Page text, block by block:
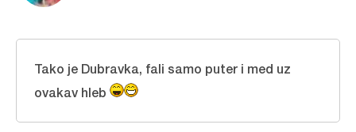
Tako je Dubravka, fali samo puter i med uz
ovakav hleb